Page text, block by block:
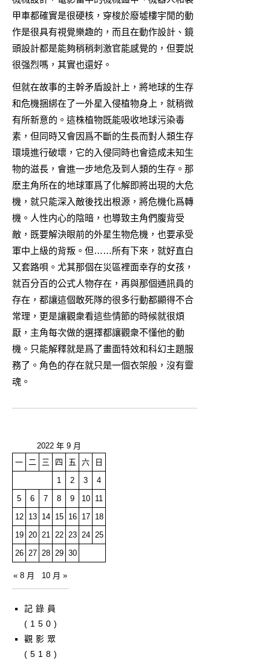
甲車都確實是很硬核，穿梭於廢墟樓宇閒的動
作是很具有視覺樂趣的，而且在動作設計、鏡
頭設計都是能夠稍稍刺激官能感覺的，但要説
很强烈嗎，其實也還好。
但就在故事的主幹矛盾設計上，將地球的生存
和危機捆綁在了一外星入侵植物身上，就稍微
有所新意的。這株植物既能吸收地球污染毒
素，但同時又會因爲不斷的生長而對人類生存
環境進行破壞，它的入侵同時也會造成未知生
物的滋長，會進一步地危及到人類的生存。那
麽主角所在的地球軍爲了化解即將出現的大危
機，就只能深入敵後找出根源，將危機化爲轉
機。人性内心的陰暗，也導致主角們腹背受
敵，既要解決眼前的外星生物危機，也要承受
軍中上級的背叛。但……所有下來，就好直白
又套路唄。尤其那個在災區裡面幸存的女孩，
就百分百的公式人物存在，再與那個通訊員的
存在，都讓這個敢死隊的很多行動都顯得不合
常理，更是讓觀衆看這些情節的時候就很煩
厭，主角每次做的選擇都讓觀衆不懂他的動
機。只能解釋就是爲了畫面特效和科幻主題服
務了。角色的存在就只是一個衣架般，沒有靈
魂。
2022 年 9 月
一
二 三 四 五 六
日
1
2 3
4
5
6 7 8 9 10
11
12
13 14 15 16 17
18
19
20 21 22 23 24
25
26
27 28 29 30
« 8 月 10 月 »
記錄員
(150)
觀影眾
(518)